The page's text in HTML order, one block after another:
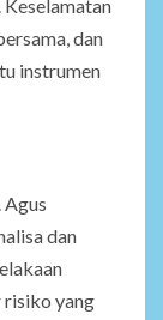
dan
instrumen
dan
yang